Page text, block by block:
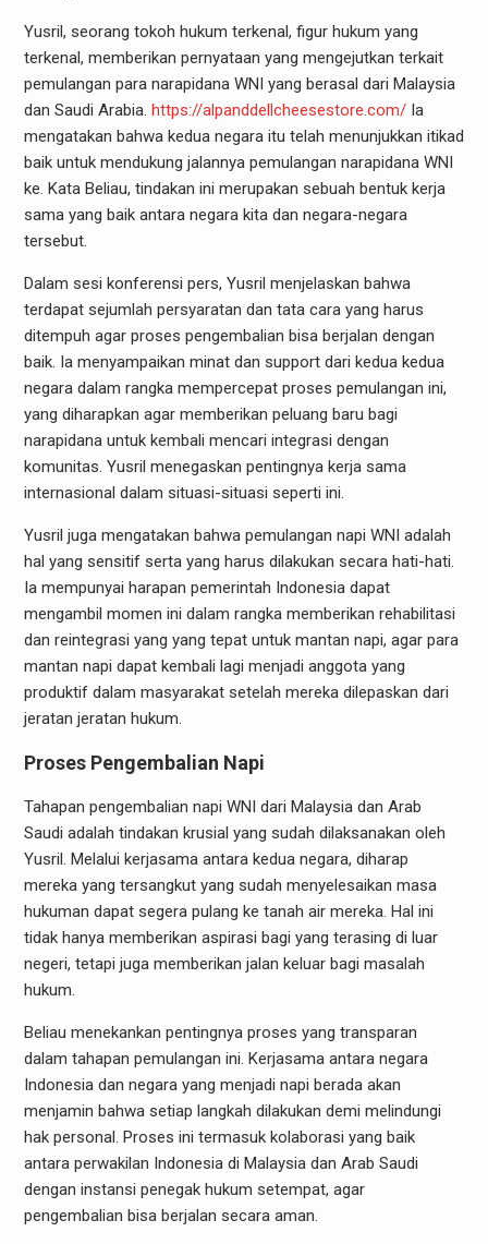
Yusril, seorang tokoh hukum terkenal, figur hukum yang
terkenal, memberikan pernyataan yang mengejutkan terkait
pemulangan para narapidana WNI yang berasal dari Malaysia
dan Saudi Arabia. https://alpanddellcheesestore.com/Ia
mengatakan bahwa kedua negara itu telah menunjukkan itikad
baik untuk mendukung jalannya pemulangan narapidana WNI
ke. Kata Beliau, tindakan ini merupakan sebuah bentuk kerja
sama yang baik antara negara kita dan negara-negara
tersebut.
Dalam sesi konferensi pers, Yusril menjelaskan bahwa
terdapat sejumlah persyaratan dan tata cara yang harus
ditempuh agar proses pengembalian bisa berjalan dengan
baik. Ia menyampaikan minat dan support dari kedua kedua
negara dalam rangka mempercepat proses pemulangan ini,
yang diharapkan agar memberikan peluang baru bagi
narapidana untuk kembali mencari integrasi dengan
komunitas. Yusril menegaskan pentingnya kerja sama
internasional dalam situasi-situasi seperti ini.
Yusril juga mengatakan bahwa pemulangan napi WNI adalah
hal yang sensitif serta yang harus dilakukan secara hati-hati.
Ia mempunyai harapan pemerintah Indonesia dapat
mengambil momen ini dalam rangka memberikan rehabilitasi
dan reintegrasi yang yang tepat untuk mantan napi, agar para
mantan napi dapat kembali lagi menjadi anggota yang
produktif dalam masyarakat setelah mereka dilepaskan dari
jeratan jeratan hukum.
Proses Pengembalian Napi
Tahapan pengembalian napi WNI dari Malaysia dan Arab
Saudi adalah tindakan krusial yang sudah dilaksanakan oleh
Yusril. Melalui kerjasama antara kedua negara, diharap
mereka yang tersangkut yang sudah menyelesaikan masa
hukuman dapat segera pulang ke tanah air mereka. Hal ini
tidak hanya memberikan aspirasi bagi yang terasing di luar
negeri, tetapi juga memberikan jalan keluar bagi masalah
hukum.
Beliau menekankan pentingnya proses yang transparan
dalam tahapan pemulangan ini. Kerjasama antara negara
Indonesia dan negara yang menjadi napi berada akan
menjamin bahwa setiap langkah dilakukan demi melindungi
hak personal. Proses ini termasuk kolaborasi yang baik
antara perwakilan Indonesia di Malaysia dan Arab Saudi
dengan instansi penegak hukum setempat, agar
pengembalian bisa berjalan secara aman.